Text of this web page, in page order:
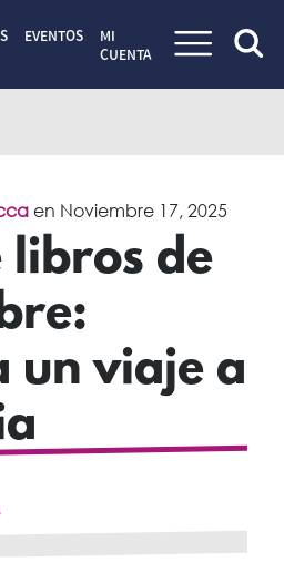
EVENTOS
MI
CUENTA
en Noviembre 17, 2025
libros de
un viaje a